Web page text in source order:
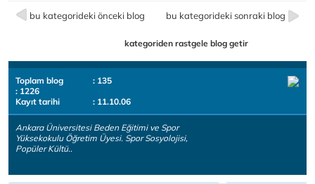
bu kategorideki önceki blog bu kategorideki sonraki blog
kategoriden rastgele blog getir
Toplam blog
: 135
: 1226
Kayıt tarihi
: 11.10.06
Ankara Üniversitesi Beden Eğitimi ve Spor
Yüksekokulu Öğretim Üyesi. Spor Sosyolojisi,
Popüler Kültü..